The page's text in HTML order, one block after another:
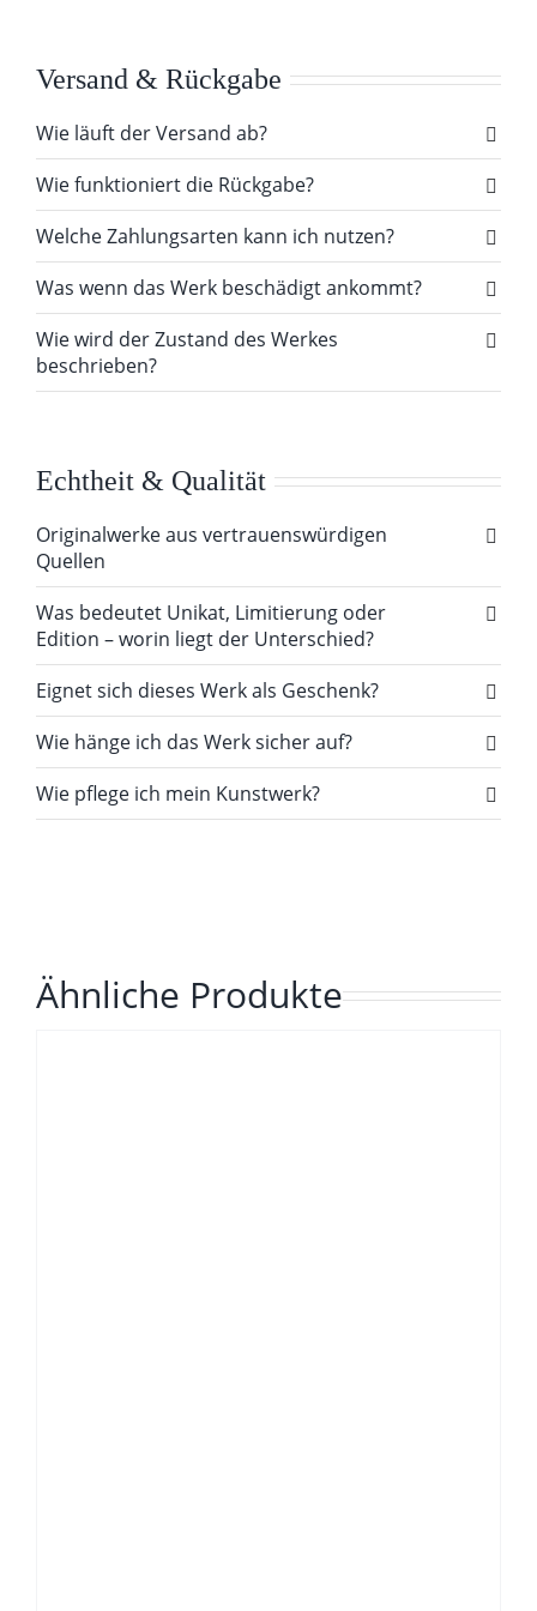
Versand & Rückgabe
Wie läuft der Versand ab?
Wie funktioniert die Rückgabe?
Welche Zahlungsarten kann ich nutzen?
Was wenn das Werk beschädigt ankommt?
Wie wird der Zustand des Werkes
beschrieben?
Echtheit & Qualität
Originalwerke aus vertrauenswürdigen
Quellen
Was bedeutet Unikat, Limitierung oder
Edition – worin liegt der Unterschied?
Eignet sich dieses Werk als Geschenk?
Wie hänge ich das Werk sicher auf?
Wie pflege ich mein Kunstwerk?
Ähnliche Produkte